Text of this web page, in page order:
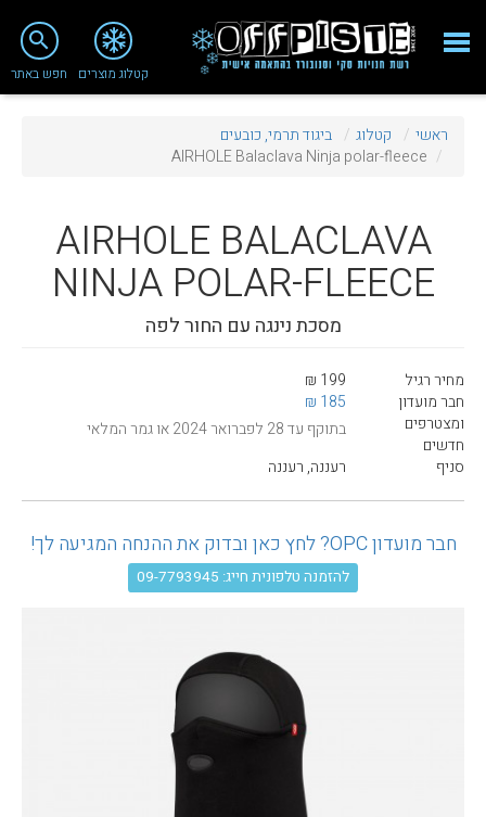
close
מי אנחנו
ציוד סקי
סניף רעננה
טיפולים ושירות
מועדון לקוחות
TeamOPC
עגלת קניות
קטלוג מוצרים
search
חפש באתר
ראשי קטלוג
ביגוד תרמי, כובעים
AIRHOLE Balaclava Ninja polar-fleece
AIRHOLE BALACLAVA
NINJA POLAR-FLEECE
מסכת נינגה עם החור לפה
מחיר רגיל
199 ₪
חבר מועדון
ומצטרפים
חדשים
185 ₪
בתוקף עד 28 לפברואר 2024 או גמר המלאי
סניף
רעננה, רעננה
חבר מועדון OPC? לחץ כאן ובדוק את ההנחה המגיעה לך!
להזמנה טלפונית חייג: 09-7793945